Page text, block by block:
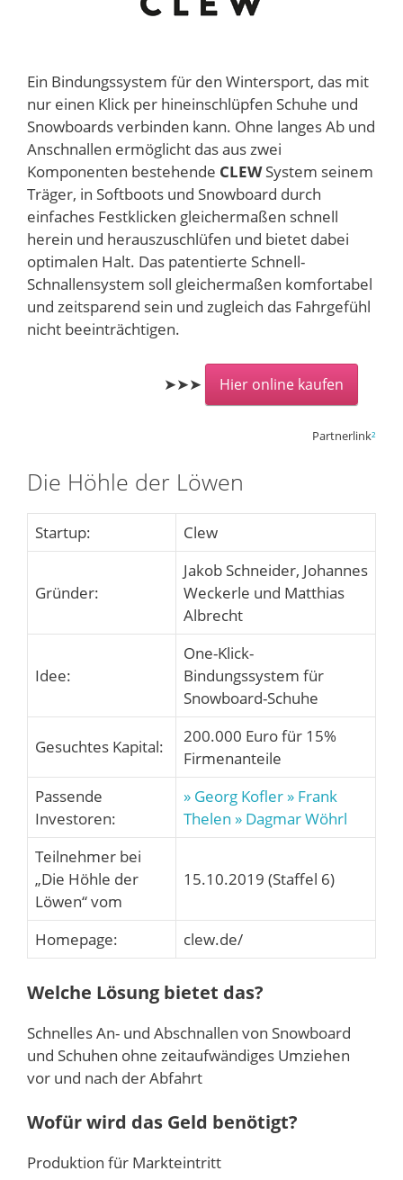
Ein Bindungssystem für den Wintersport, das mit
nur einen Klick per hineinschlüpfen Schuhe und
Snowboards verbinden kann. Ohne langes Ab und
Anschnallen ermöglicht das aus zwei
Komponenten bestehende CLEWSystem seinem
Träger, in Softboots und Snowboard durch
einfaches Festklicken gleichermaßen schnell
herein und herauszuschlüfen und bietet dabei
optimalen Halt. Das patentierte Schnell-
Schnallensystem soll gleichermaßen komfortabel
und zeitsparend sein und zugleich das Fahrgefühl
nicht beeinträchtigen.
➤➤➤ Hier online kaufen
Partnerlink²
Die Höhle der Löwen
Startup: Clew
Gründer:
Jakob Schneider, Johannes
Weckerle und Matthias
Albrecht
Idee:
One-Klick-
Bindungssystem für
Snowboard-Schuhe
Gesuchtes Kapital:
200.000 Euro für 15%
Firmenanteile
Passende
Investoren:
» Georg Kofler » Frank
Thelen » Dagmar Wöhrl
Teilnehmer bei
„Die Höhle der
Löwen“ vom
15.10.2019 (Staffel 6)
Homepage: clew.de/
Welche Lösung bietet das?
Schnelles An- und Abschnallen von Snowboard
und Schuhen ohne zeitaufwändiges Umziehen
vor und nach der Abfahrt
Wofür wird das Geld benötigt?
Produktion für Markteintritt